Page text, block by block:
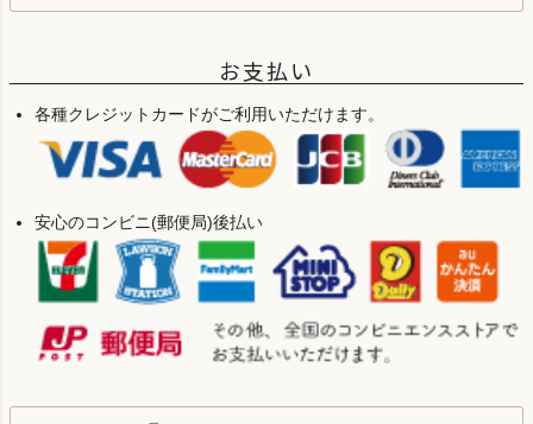
お支払い
各種クレジットカードがご利用いただけます。
安心のコンビニ(郵便局)後払い